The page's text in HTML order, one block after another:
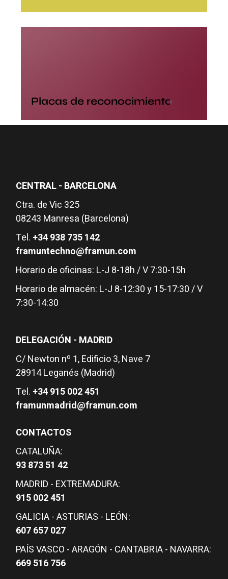
Placas de reconocimiento
CENTRAL - BARCELONA
Ctra. de Vic 325
08243 Manresa (Barcelona)
Tel. +34 938 735 142
framuntechno@framun.com
Horario de oficinas: L-J 8-18h / V 7:30-15h
Horario de almacén: L-J 8-12:30 y 15-17:30 / V
7:30-14:30
DELEGACIÓN - MADRID
C/ Newton nº 1, Edificio 3, Nave 7
28914 Leganés (Madrid)
Tel. +34 915 002 451
framunmadrid@framun.com
CONTACTOS
CATALUÑA:
93 873 51 42
MADRID - EXTREMADURA:
915 002 451
GALICIA - ASTURIAS - LEÓN:
607 657 027
PAÍS VASCO - ARAGÓN - CANTABRIA - NAVARRA:
669 516 756